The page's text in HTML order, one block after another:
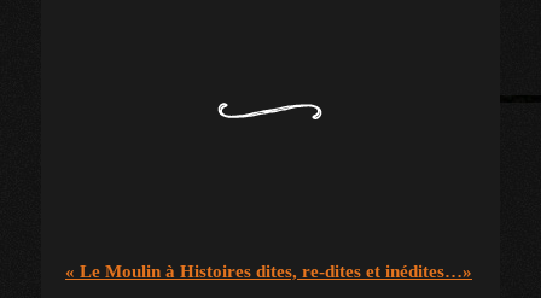
« Le Moulin à Histoires dites, re-dites et inédites…»